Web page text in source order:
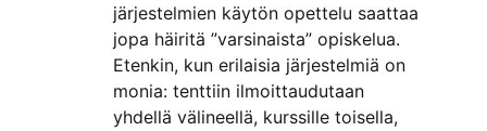
järjestelmien käytön opettelu saattaa
jopa häiritä ”varsinaista” opiskelua.
Etenkin, kun erilaisia järjestelmiä on
monia: tenttiin ilmoittaudutaan
yhdellä välineellä, kurssille toisella,